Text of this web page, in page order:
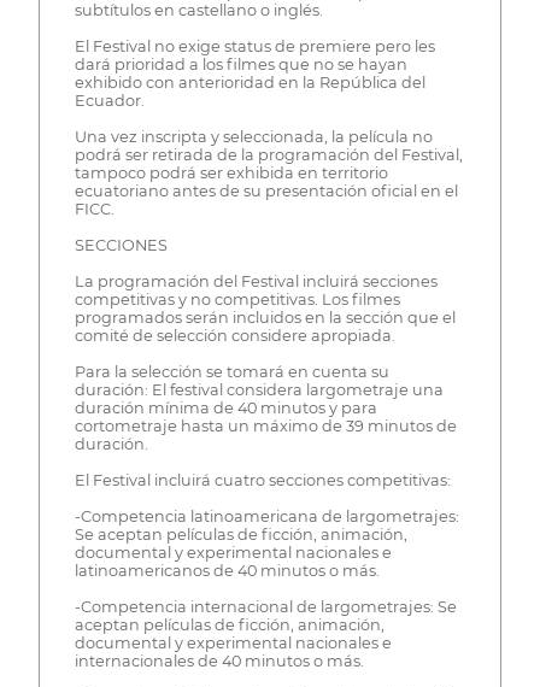
subtítulos en castellano o inglés.
El Festival no exige status de premiere pero les
dará prioridad a los filmes que no se hayan
exhibido con anterioridad en la República del
Ecuador.
Una vez inscripta y seleccionada, la película no
podrá ser retirada de la programación del Festival,
tampoco podrá ser exhibida en territorio
ecuatoriano antes de su presentación oficial en el
FICC.
SECCIONES
La programación del Festival incluirá secciones
competitivas y no competitivas. Los filmes
programados serán incluidos en la sección que el
comité de selección considere apropiada.
Para la selección se tomará en cuenta su
duración: El festival considera largometraje una
duración mínima de 40 minutos y para
cortometraje hasta un máximo de 39 minutos de
duración.
El Festival incluirá cuatro secciones competitivas:
-Competencia latinoamericana de largometrajes:
Se aceptan películas de ficción, animación,
documental y experimental nacionales e
latinoamericanos de 40 minutos o más.
-Competencia internacional de largometrajes: Se
aceptan películas de ficción, animación,
documental y experimental nacionales e
internacionales de 40 minutos o más.